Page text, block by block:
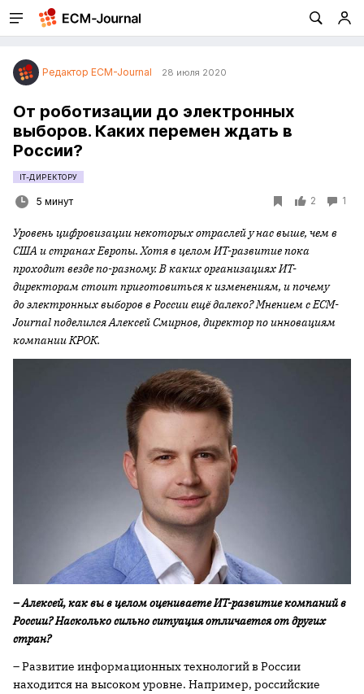
Редактор ECM-Journal 28 июля 2020
От роботизации до электронных
выборов. Каких перемен ждать в
России?
IT-ДИРЕКТОРУ
5 минут 2 1
Уровень цифровизации некоторых отраслей у нас выше, чем в
США и странах Европы. Хотя в целом ИТ-развитие пока
проходит везде по-разному. В каких организациях ИТ-
директорам стоит приготовиться к изменениям, и почему
до электронных выборов в России ещё далеко? Мнением сECM-
Journal поделился Алексей Смирнов, директор по инновациям
компании КРОК.
– Алексей, как вы в целом оцениваете ИТ-развитие компаний в
России? Насколько сильно ситуация отличается от других
стран?
– Развитие информационных технологий в России
находится на высоком уровне. Например, российские